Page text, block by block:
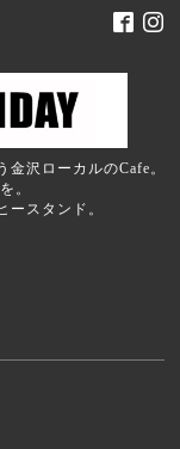
沢ローカルのCafe。
。
ースタンド。